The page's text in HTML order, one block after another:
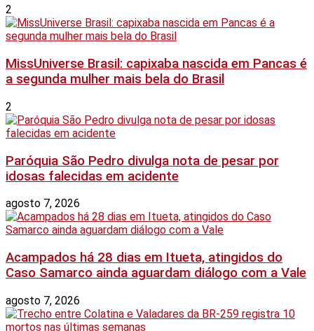
2
MissUniverse Brasil: capixaba nascida em Pancas é
a segunda mulher mais bela do Brasil
2
Paróquia São Pedro divulga nota de pesar por
idosas falecidas em acidente
agosto 7, 2026
Acampados há 28 dias em Itueta, atingidos do
Caso Samarco ainda aguardam diálogo com a Vale
agosto 7, 2026